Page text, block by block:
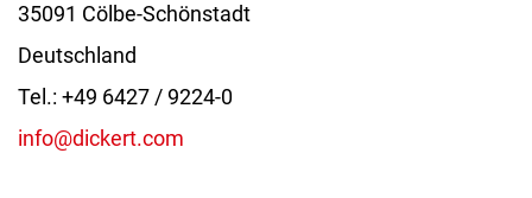
35091 Cölbe-Schönstadt
Deutschland
Tel.: +49 6427 / 9224-0
info@dickert.com